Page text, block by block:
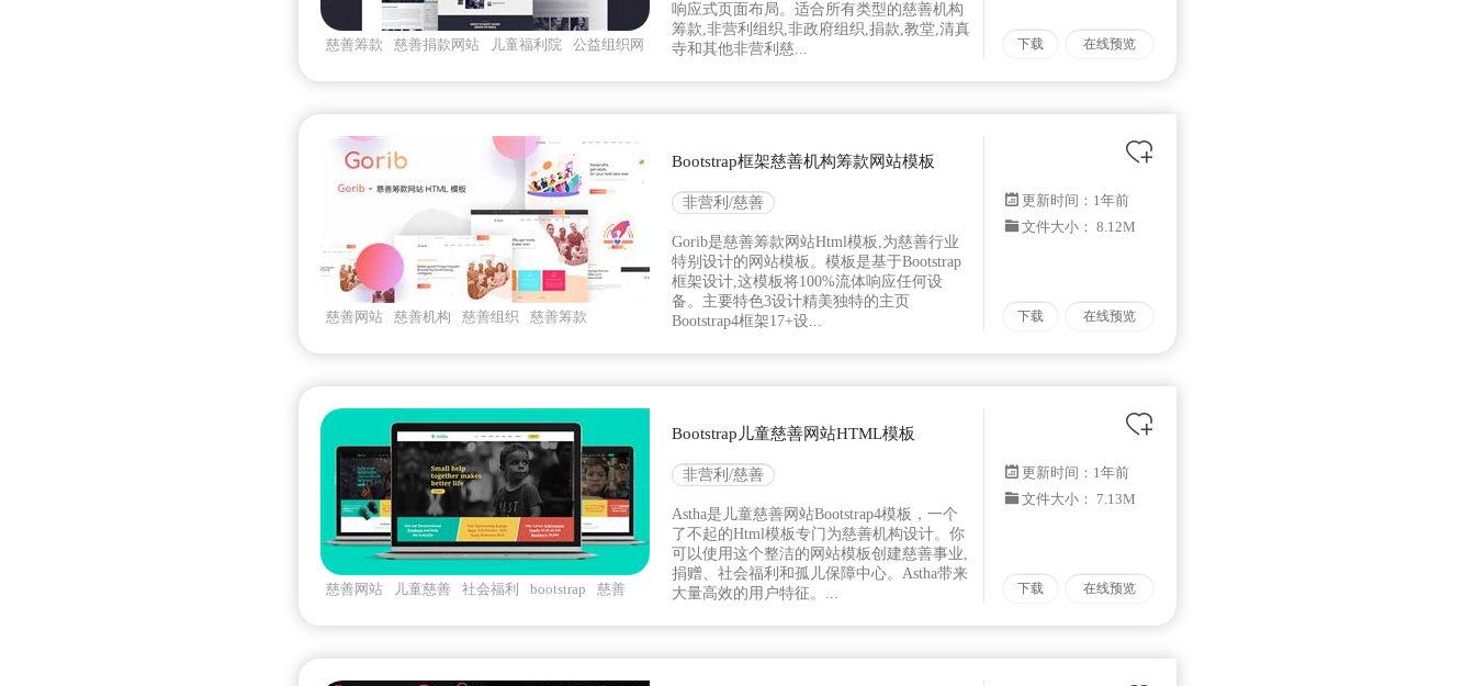
慈善筹款 慈善捐款网站 儿童福利院
公益组织网
响应式页面布局。适合所有类型的慈善机构
筹款,非营利组织,非政府组织,捐款,教堂,清真
寺和其他非营利慈...
下载 在线预览
慈善网站 慈善机构 慈善组织
慈善筹款
Bootstrap框架慈善机构筹款网站模板
非营利/慈善
Gorib是慈善筹款网站Html模板,为慈善行业
特别设计的网站模板。模板是基于Bootstrap
框架设计,这模板将100%流体响应任何设
备。主要特色3设计精美独特的主页
Bootstrap4框架17+设...
更新时间： 1年前
文件大小： 8.12M
下载 在线预览
慈善网站 儿童慈善 社会福利 bootstrap
慈善
Bootstrap儿童慈善网站HTML模板
非营利/慈善
Astha是儿童慈善网站Bootstrap4模板，一个
了不起的Html模板专门为慈善机构设计。你
可以使用这个整洁的网站模板创建慈善事业,
捐赠、社会福利和孤儿保障中心。Astha带来
大量高效的用户特征。...
更新时间： 1年前
文件大小： 7.13M
下载 在线预览